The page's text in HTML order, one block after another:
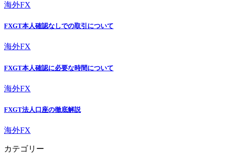
海外FX
FXGT本人確認なしでの取引について
海外FX
FXGT本人確認に必要な時間について
海外FX
FXGT法人口座の徹底解説
海外FX
カテゴリー